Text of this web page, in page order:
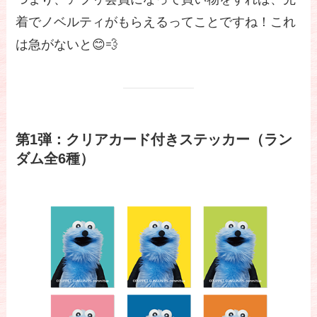
着でノベルティがもらえるってことですね！これ
は急がないと😊💨
第1弾：クリアカード付きステッカー（ラン
ダム全6種）